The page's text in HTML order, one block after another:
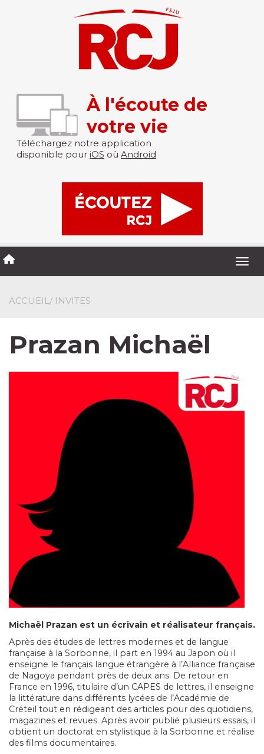
À l'écoute de
votre vie
Téléchargez notre application
disponible pour iOS où Android
ACCUEIL/ INVITES
Prazan Michaël
Michaël Prazan est un écrivain et réalisateur français.
Après des études de lettres modernes et de langue
française à la Sorbonne, il part en 1994 au Japon où il
enseigne le français langue étrangère à l’Alliance française
de Nagoya pendant près de deux ans. De retour en
France en 1996, titulaire d’un CAPES de lettres, il enseigne
la littérature dans différents lycées de l’Académie de
Créteil tout en rédigeant des articles pour des quotidiens,
magazines et revues. Après avoir publié plusieurs essais, il
obtient un doctorat en stylistique à la Sorbonne et réalise
des films documentaires.